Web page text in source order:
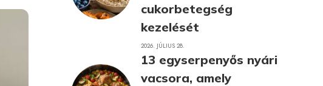
cukorbetegség
kezelését
2026. JÚLIUS 28.
13 egyserpenyős nyári
vacsora, amely